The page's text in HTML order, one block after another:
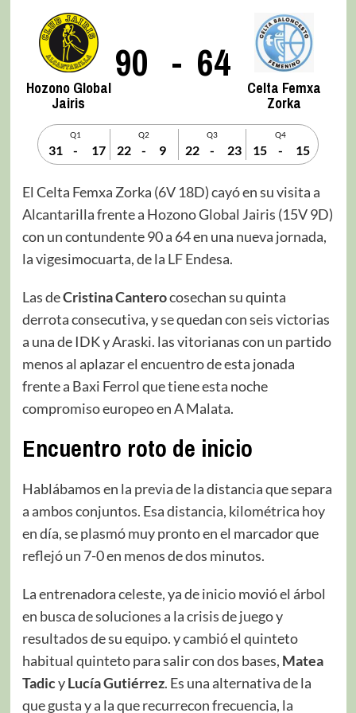
Hozono Global
Jairis
90 - 64
Celta Femxa
Zorka
Q1
31 - 17
Q2
22 - 9
Q3
22 - 23
Q4
15 - 15
El Celta Femxa Zorka (6V 18D) cayó en su visita a
Alcantarilla frente a Hozono Global Jairis (15V 9D)
con un contundente 90 a 64 en una nueva jornada,
la vigesimocuarta, de la LF Endesa.
Las deCristina Canterocosechan su quinta
derrota consecutiva, y se quedan con seis victorias
a una de IDK y Araski. las vitorianas con un partido
menos al aplazar el encuentro de esta jonada
frente a Baxi Ferrol que tiene esta noche
compromiso europeo en A Malata.
Encuentro roto de inicio
Hablábamos en la previa de la distancia que separa
a ambos conjuntos. Esa distancia, kilométrica hoy
en día, se plasmó muy pronto en el marcador que
reflejó un 7-0 en menos de dos minutos.
La entrenadora celeste, ya de inicio movió el árbol
en busca de soluciones a la crisis de juego y
resultados de su equipo. y cambió el quinteto
habitual quinteto para salir con dos bases, Matea
TadicyLucía Gutiérrez. Es una alternativa de la
que gusta y a la que recurrecon frecuencia, la